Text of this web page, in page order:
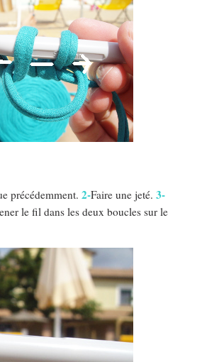
précédemment. 2-Faire une jeté. 3-
le fil dans les deux boucles sur le